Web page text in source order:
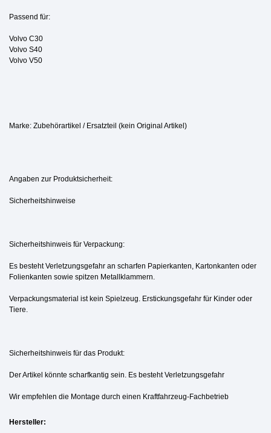
Passend für:
Volvo C30
Volvo S40
Volvo V50
Marke: Zubehörartikel / Ersatzteil (kein Original Artikel)
Angaben zur Produktsicherheit:
Sicherheitshinweise
Sicherheitshinweis für Verpackung:
Es besteht Verletzungsgefahr an scharfen Papierkanten, Kartonkanten oder
Folienkanten sowie spitzen Metallklammern.
Verpackungsmaterial ist kein Spielzeug. Erstickungsgefahr für Kinder oder
Tiere.
Sicherheitshinweis für das Produkt:
Der Artikel könnte scharfkantig sein. Es besteht Verletzungsgefahr
Wir empfehlen die Montage durch einen Kraftfahrzeug-Fachbetrieb
Hersteller: